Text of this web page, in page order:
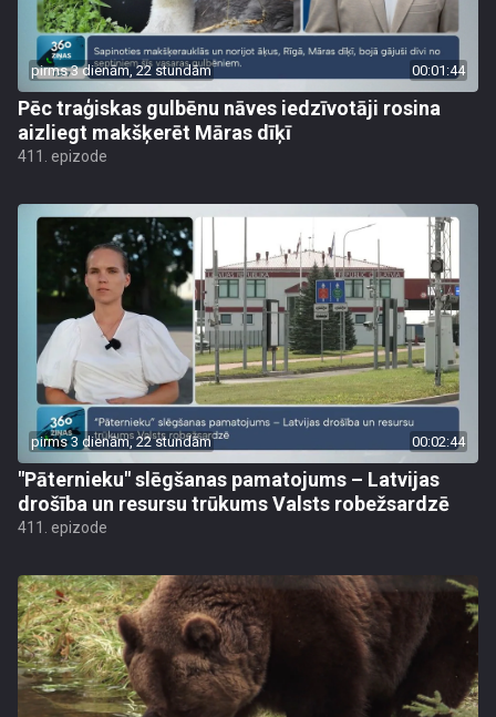
pirms 3 dienām, 22 stundām 00:01:44
Pēc traģiskas gulbēnu nāves iedzīvotāji rosina
aizliegt makšķerēt Māras dīķī
411. epizode
pirms 3 dienām, 22 stundām 00:02:44
"Pāternieku" slēgšanas pamatojums – Latvijas
drošība un resursu trūkums Valsts robežsardzē
411. epizode